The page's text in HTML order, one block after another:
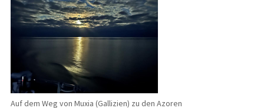
Auf dem Weg von Muxia (Gallizien) zu den Azoren